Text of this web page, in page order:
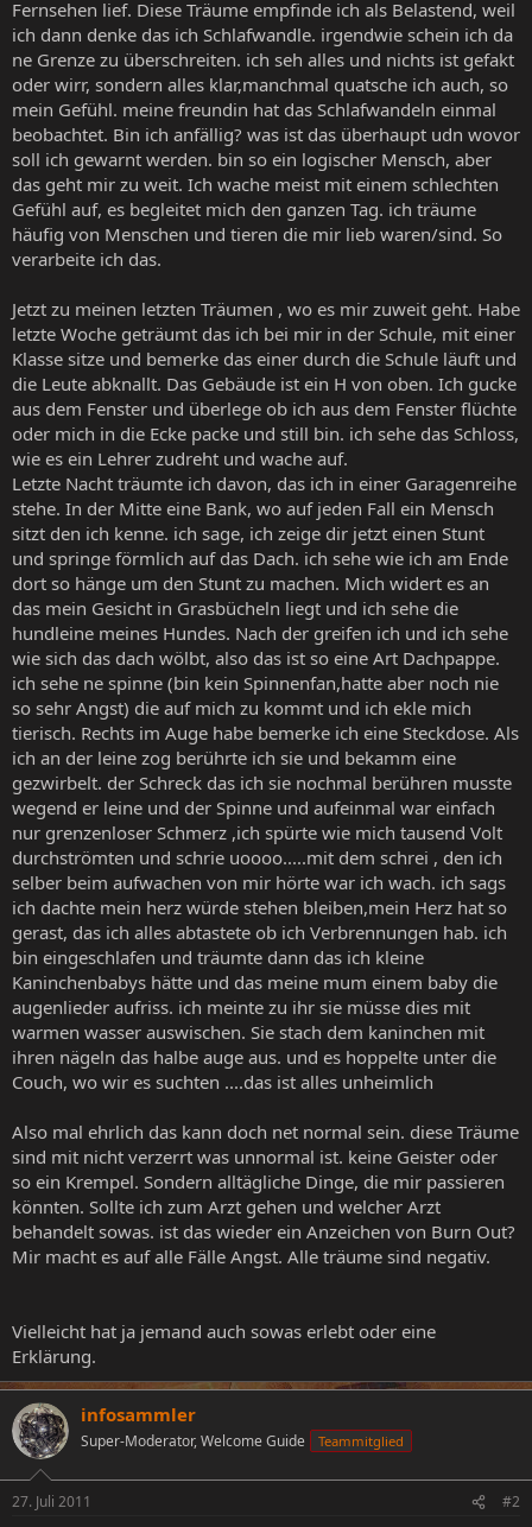
Fernsehen lief. Diese Träume empfinde ich als Belastend, weil
ich dann denke das ich Schlafwandle. irgendwie schein ich da
ne Grenze zu überschreiten. ich seh alles und nichts ist gefakt
oder wirr, sondern alles klar,manchmal quatsche ich auch, so
mein Gefühl. meine freundin hat das Schlafwandeln einmal
beobachtet. Bin ich anfällig? was ist das überhaupt udn wovor
soll ich gewarnt werden. bin so ein logischer Mensch, aber
das geht mir zu weit. Ich wache meist mit einem schlechten
Gefühl auf, es begleitet mich den ganzen Tag. ich träume
häufig von Menschen und tieren die mir lieb waren/sind. So
verarbeite ich das.
Jetzt zu meinen letzten Träumen , wo es mir zuweit geht. Habe
letzte Woche geträumt das ich bei mir in der Schule, mit einer
Klasse sitze und bemerke das einer durch die Schule läuft und
die Leute abknallt. Das Gebäude ist ein H von oben. Ich gucke
aus dem Fenster und überlege ob ich aus dem Fenster flüchte
oder mich in die Ecke packe und still bin. ich sehe das Schloss,
wie es ein Lehrer zudreht und wache auf.
Letzte Nacht träumte ich davon, das ich in einer Garagenreihe
stehe. In der Mitte eine Bank, wo auf jeden Fall ein Mensch
sitzt den ich kenne. ich sage, ich zeige dir jetzt einen Stunt
und springe förmlich auf das Dach. ich sehe wie ich am Ende
dort so hänge um den Stunt zu machen. Mich widert es an
das mein Gesicht in Grasbücheln liegt und ich sehe die
hundleine meines Hundes. Nach der greifen ich und ich sehe
wie sich das dach wölbt, also das ist so eine Art Dachpappe.
ich sehe ne spinne (bin kein Spinnenfan,hatte aber noch nie
so sehr Angst) die auf mich zu kommt und ich ekle mich
tierisch. Rechts im Auge habe bemerke ich eine Steckdose. Als
ich an der leine zog berührte ich sie und bekamm eine
gezwirbelt. der Schreck das ich sie nochmal berühren musste
wegend er leine und der Spinne und aufeinmal war einfach
nur grenzenloser Schmerz ,ich spürte wie mich tausend Volt
durchströmten und schrie uoooo.....mit dem schrei , den ich
selber beim aufwachen von mir hörte war ich wach. ich sags
ich dachte mein herz würde stehen bleiben,mein Herz hat so
gerast, das ich alles abtastete ob ich Verbrennungen hab. ich
bin eingeschlafen und träumte dann das ich kleine
Kaninchenbabys hätte und das meine mum einem baby die
augenlieder aufriss. ich meinte zu ihr sie müsse dies mit
warmen wasser auswischen. Sie stach dem kaninchen mit
ihren nägeln das halbe auge aus. und es hoppelte unter die
Couch, wo wir es suchten ....das ist alles unheimlich
Also mal ehrlich das kann doch net normal sein. diese Träume
sind mit nicht verzerrt was unnormal ist. keine Geister oder
so ein Krempel. Sondern alltägliche Dinge, die mir passieren
könnten. Sollte ich zum Arzt gehen und welcher Arzt
behandelt sowas. ist das wieder ein Anzeichen von Burn Out?
Mir macht es auf alle Fälle Angst. Alle träume sind negativ.
Vielleicht hat ja jemand auch sowas erlebt oder eine
Erklärung.
infosammler
Super-Moderator, Welcome Guide Teammitglied
27. Juli 2011 #2